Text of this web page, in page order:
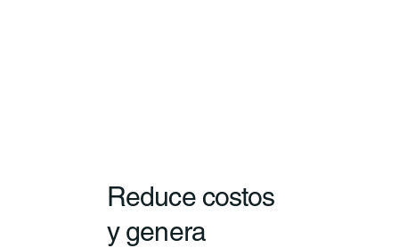
Reduce costos
y genera